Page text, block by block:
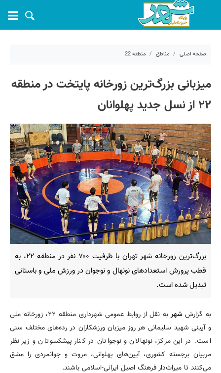
صفحه اصلی مناطق منطقه 22
کد مطلب:
میزبانی بزرگ‌ترین زورخانه پایتخت در منطقه
۲۲ از نسل جدید پهلوانان
بزرگ‌ترین زورخانه شهر تهران با ظرفیت ۷۰۰ نفر در منطقه ۲۲، به
قطب پرورش استعدادهای نونهال و نوجوان در ورزش ملی و باستانی
تبدیل شده است.
به گزارششهر
به نقل از روابط عمومی شهرداری منطقه ۲۲، زورخانه ملی
و آیینی شهید سلیمانی هر روز میزبان ورزشکاران در رده‌های مختلف سنی
است. در این مرکز، نونهالان و نوجوانان در کنار پیشکسوتان و زیر نظر
مربیان برجسته کشوری، آیین‌های پهلوانی، مروت و جوانمردی را مشق
می‌کنند تا میراث‌دار فرهنگ اصیل ایرانی-اسلامی باشند.